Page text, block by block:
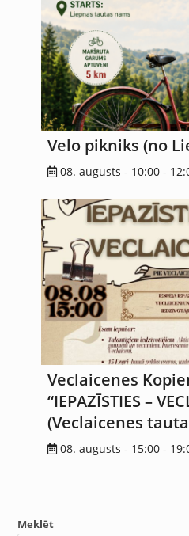
Velo pikniks (no
08. augusts - 10:00 -
Veclaicenes
“IEPAZĪSTIES –
(Veclaicenes
08. augusts - 15:00 -
Meklēt